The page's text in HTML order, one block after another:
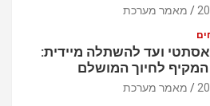
מאמר מערכת
ועד להשתלה מיידית:
לחיוך המושלם
מאמר מערכת